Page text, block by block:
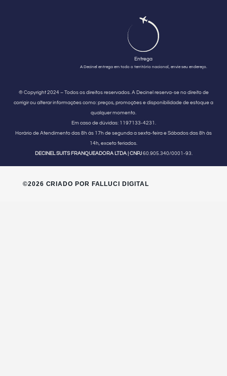
Entrega
A Decinel entrega em todo o território nacional, envie seu endereço.
© Copyright 2024 – Todos os direitos reservados. A Decinel reserva-se no direito de
corrigir ou alterar informações como: preços, promoções e disponibilidade de estoque a
qualquer momento.
Em caso de dúvidas:1197133-4231.
Horário de Atendimento das 8h às 17h de segunda a sexta-feira e Sábados das 8h às
14h, exceto feriados.
DECINEL SUITS FRANQUEADORA LTDA | CNPJ60.905.340/0001-93.
©2026 CRIADO POR FALLUCI DIGITAL